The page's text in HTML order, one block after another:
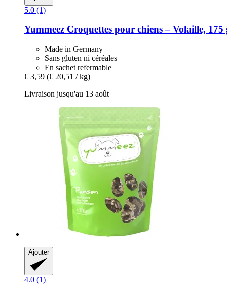
5.0 (1)
Yummeez Croquettes pour chiens – Volaille, 175
Made in Germany
Sans gluten ni céréales
En sachet refermable
€ 3,59 (€ 20,51 / kg)
Livraison jusqu'au 13 août
Ajouter
4.0 (1)